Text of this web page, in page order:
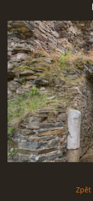
VIDEA
POUŽITÁ TECHNIKA
JAK FOTOGRAFOVAT
NÁVŠTĚVNÍ KNIHA
Zpět